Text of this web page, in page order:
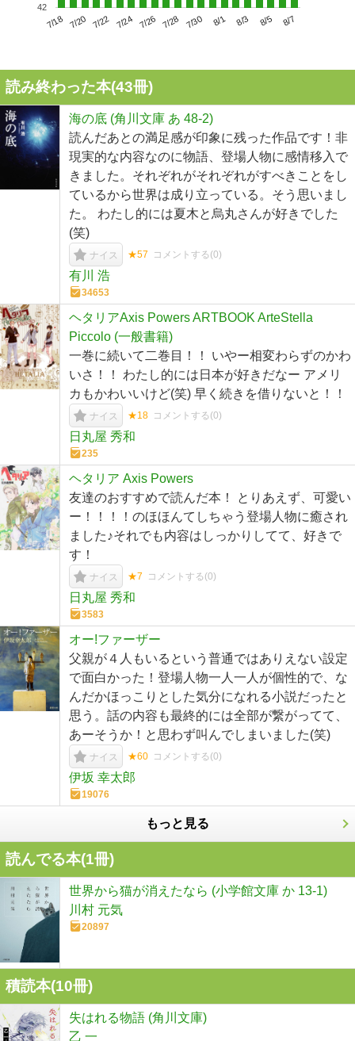
7/18 7/20 7/22 7/24 7/26 7/28 7/30 8/1 8/3 8/5 8/7
42
読み終わった本(43冊)
海の底 (角川文庫 あ 48-2)
読んだあとの満足感が印象に残った作品です！非
現実的な内容なのに物語、登場人物に感情移入で
きました。それぞれがそれぞれがすべきことをし
ているから世界は成り立っている。そう思いまし
た。 わたし的には夏木と烏丸さんが好きでした
(笑)
ナイス ★57 コメントする(0)
有川 浩
34653
ヘタリアAxis Powers ARTBOOK ArteStella
Piccolo (一般書籍)
一巻に続いて二巻目！！ いやー相変わらずのかわ
いさ！！ わたし的には日本が好きだなー アメリ
カもかわいいけど(笑) 早く続きを借りないと！！
ナイス ★18 コメントする(0)
日丸屋 秀和
235
ヘタリア Axis Powers
友達のおすすめで読んだ本！ とりあえず、可愛い
ー！！！！のほほんてしちゃう登場人物に癒され
ました♪それでも内容はしっかりしてて、好きで
す！
ナイス ★7 コメントする(0)
日丸屋 秀和
3583
オー!ファーザー
父親が４人もいるという普通ではありえない設定
で面白かった！登場人物一人一人が個性的で、な
んだかほっこりとした気分になれる小説だったと
思う。話の内容も最終的には全部が繋がってて、
あーそうか！と思わず叫んでしまいました(笑)
ナイス ★60 コメントする(0)
伊坂 幸太郎
19076
もっと見る
読んでる本(1冊)
世界から猫が消えたなら (小学館文庫 か 13-1)
川村 元気
20897
積読本(10冊)
失はれる物語 (角川文庫)
乙 一